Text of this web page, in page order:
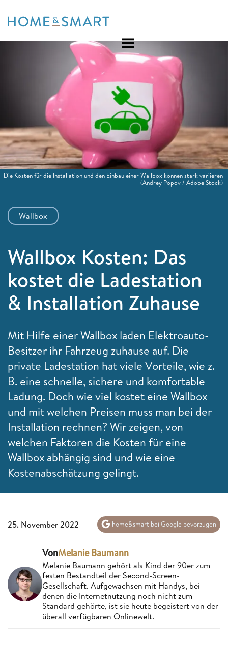
to
Wallbox
Wallbox Kosten: Das
kostet die Ladestation
& Installation Zuhause
Mit Hilfe einer Wallbox laden Elektroauto-
Besitzer ihr Fahrzeug zuhause auf. Die
private Ladestation hat viele Vorteile, wie z.
B. eine schnelle, sichere und komfortable
Ladung. Doch wie viel kostet eine Wallbox
und mit welchen Preisen muss man bei der
Installation rechnen? Wir zeigen, von
welchen Faktoren die Kosten für eine
Wallbox abhängig sind und wie eine
Kostenabschätzung gelingt.
Die Kosten für die Installation und den Einbau einer Wallbox können stark variieren
(Andrey Popov / Adobe Stock)
25. November 2022 home&smart bei Google bevorzugen
VonMelanie Baumann
Melanie Baumann gehört als Kind der 90er zum
festen Bestandteil der Second-Screen-
Gesellschaft. Aufgewachsen mit Handys, bei
denen die Internetnutzung noch nicht zum
Standard gehörte, ist sie heute begeistert von der
überall verfügbaren Onlinewelt.